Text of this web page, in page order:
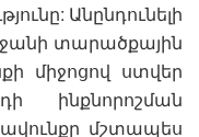
Անընդունելի
տարածքային
միջոցով ստվեր
ինքնորոշման
մշտապես